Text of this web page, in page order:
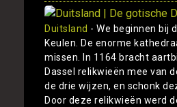
Duitsland - We beginnen bij
Keulen. De enorme
missen. In 1164 bracht
Dassel relikwieën mee van
de drie wijzen, en schonk
Door deze relikwieën werd